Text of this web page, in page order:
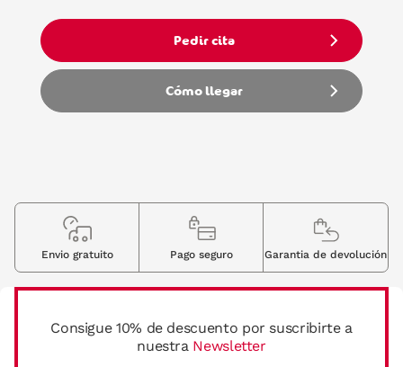
Pedir cita
Cómo llegar
Consigue 10% de descuento por suscribirte a
nuestra Newsletter
Envio gratuito Pago seguro Garantia de devolución